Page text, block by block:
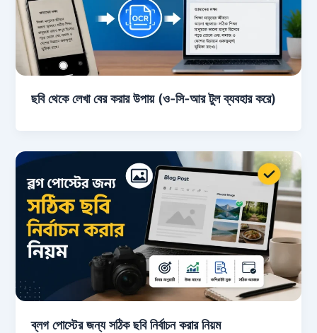
ছবি থেকে লেখা বের করার উপায় (ও-সি-আর টুল ব্যবহার করে)
ব্লগ পোস্টের জন্য সঠিক ছবি নির্বাচন করার নিয়ম